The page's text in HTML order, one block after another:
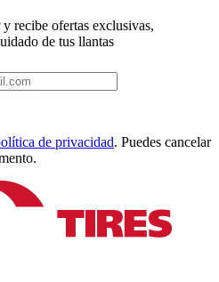
recibe ofertas exclusivas,
de tus llantas
de privacidad. Puedes cancelar